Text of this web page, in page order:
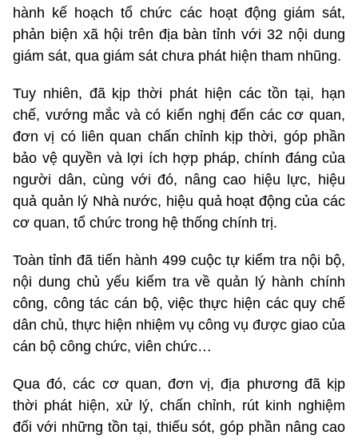
hành kế hoạch tổ chức các hoạt động giám sát,
phản biện xã hội trên địa bàn tỉnh với 32 nội dung
giám sát, qua giám sát chưa phát hiện tham nhũng.
Tuy nhiên, đã kịp thời phát hiện các tồn tại, hạn
chế, vướng mắc và có kiến nghị đến các cơ quan,
đơn vị có liên quan chấn chỉnh kịp thời, góp phần
bảo vệ quyền và lợi ích hợp pháp, chính đáng của
người dân, cùng với đó, nâng cao hiệu lực, hiệu
quả quản lý Nhà nước, hiệu quả hoạt động của các
cơ quan, tổ chức trong hệ thống chính trị.
Toàn tỉnh đã tiến hành 499 cuộc tự kiểm tra nội bộ,
nội dung chủ yếu kiểm tra về quản lý hành chính
công, công tác cán bộ, việc thực hiện các quy chế
dân chủ, thực hiện nhiệm vụ công vụ được giao của
cán bộ công chức, viên chức…
Qua đó, các cơ quan, đơn vị, địa phương đã kịp
thời phát hiện, xử lý, chấn chỉnh, rút kinh nghiệm
đối với những tồn tại, thiếu sót, góp phần nâng cao